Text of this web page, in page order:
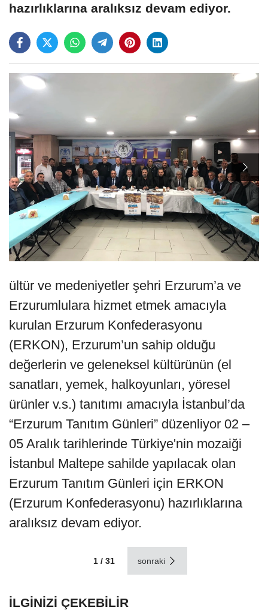
hazırlıklarına aralıksız devam ediyor.
ültür ve medeniyetler şehri Erzurum’a ve
Erzurumlulara hizmet etmek amacıyla
kurulan Erzurum Konfederasyonu
(ERKON), Erzurum’un sahip olduğu
değerlerin ve geleneksel kültürünün (el
sanatları, yemek, halkoyunları, yöresel
ürünler v.s.) tanıtımı amacıyla İstanbul’da
“Erzurum Tanıtım Günleri” düzenliyor 02 –
05 Aralık tarihlerinde Türkiye'nin mozaiği
İstanbul Maltepe sahilde yapılacak olan
Erzurum Tanıtım Günleri için ERKON
(Erzurum Konfederasyonu) hazırlıklarına
aralıksız devam ediyor.
1 / 31 sonraki
İLGİNİZİ ÇEKEBİLİR